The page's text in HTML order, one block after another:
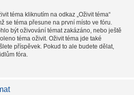
téma kliknutím na odkaz „Oživit téma“
se téma přesune na první místo ve fóru.
být oživování témat zakázáno, nebo ještě
téma oživit. Oživit téma jde také
příspěvek. Pokud to ale budete dělat,
fóra.